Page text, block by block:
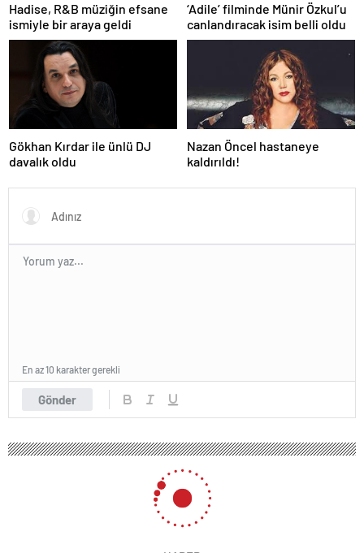
Hadise, R&B müziğin efsane
ismiyle bir araya geldi
‘Adile’ filminde Münir Özkul’u
canlandıracak isim belli oldu
Gökhan Kırdar ile ünlü DJ
davalık oldu
Nazan Öncel hastaneye
kaldırıldı!
Gönder
En az 10 karakter gerekli
Semiramis Pekkan ile Nebahat Çehre
küs mü? Açıklama geldi